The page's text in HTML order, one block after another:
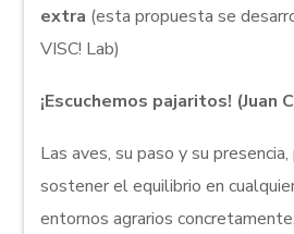
extra (esta propuesta se
VISC! Lab)
¡Escuchemos pajaritos! (Juan
Las aves, su paso y su
sostener el equilibrio en
entornos agrarios